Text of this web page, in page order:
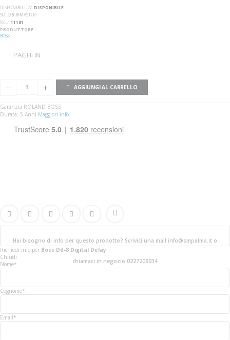
DISPONIBILITA':DISPONIBILE
SOLO3 RIMASTO/I
SKU 11181
PRODUTTORE
BOSS
PAGHI IN
AGGIUNGI AL CARRELLO
Garanzia ROLAND BOSS
Durata: 5 Anni Maggiori info
Hai bisogno di info per questo prodotto? Scrivici una mail info@smpalma.it o
chiamaci in negozio 0227208934
Richiedi info per Boss Dd-8 Digital Delay
Chiudi
Nome*
Cognome*
Email*